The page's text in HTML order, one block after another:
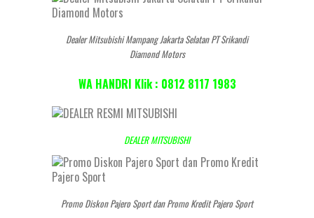
Dealer Mitsubishi Mampang Jakarta Selatan PT Srikandi
Diamond Motors
WA HANDRI Klik : 0812 8117 1983
DEALER MITSUBISHI
Promo Diskon Pajero Sport dan Promo Kredit Pajero Sport